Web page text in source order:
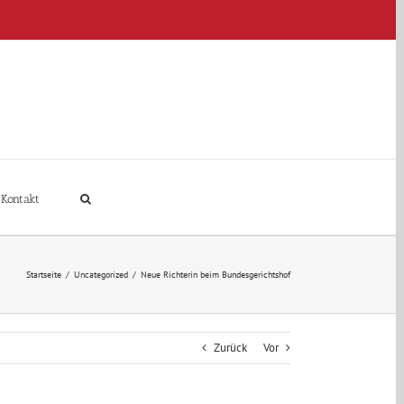
Kontakt
Startseite / Uncategorized / Neue Richterin beim Bundesgerichtshof
Zurück Vor